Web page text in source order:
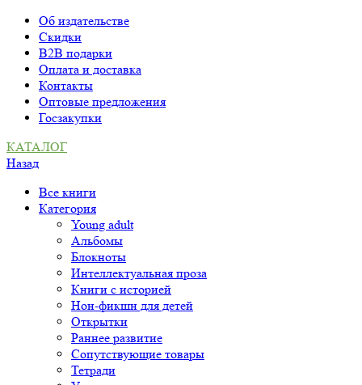
Об издательстве
Скидки
B2B подарки
Оплата и доставка
Контакты
Оптовые предложения
Госзакупки
КАТАЛОГ
Назад
Все книги
Категория
Young adult
Альбомы
Блокноты
Интеллектуальная проза
Книги с историей
Нон-фикшн для детей
Открытки
Раннее развитие
Сопутствующие товары
Тетради